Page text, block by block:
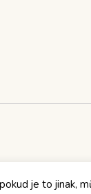
je to jinak,